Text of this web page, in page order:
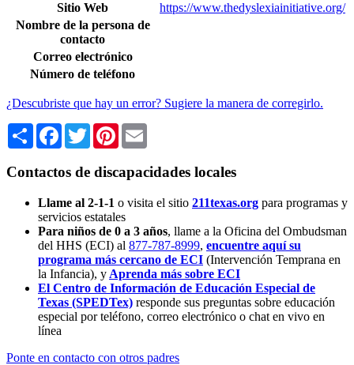
Sitio Web
https://www.thedyslexiainitiative.org/
Nombre de la persona de
contacto
Correo electrónico
Número de teléfono
¿Descubriste que hay un error? Sugiere la manera de corregirlo.
Share Facebook
TwitterPinterest
Contactos de discapacidades locales
Llame al 2-1-1 o visita el sitio 211texas.org para programas y
servicios estatales
Para niños de 0 a 3 años, llame a la Oficina del Ombudsman
del HHS (ECI) al 877-787-8999, encuentre aquí su
programa más cercano de ECI (Intervención Temprana en
la Infancia), y Aprenda más sobre ECI
El Centro de Información de Educación Especial de
Texas (SPEDTex) responde sus preguntas sobre educación
especial por teléfono, correo electrónico o chat en vivo en
línea
Ponte en contacto con otros padres